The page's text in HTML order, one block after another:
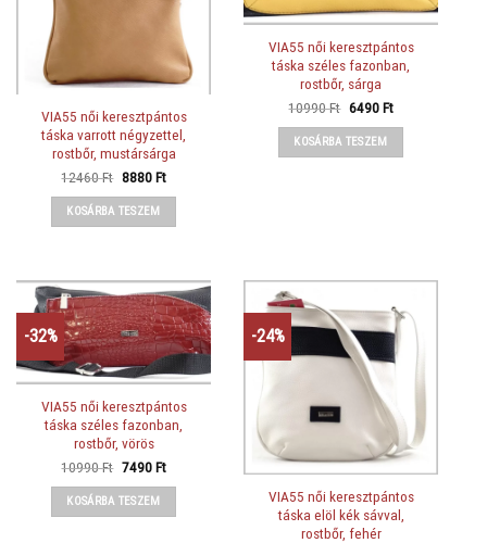
VIA55 női keresztpántos
táska varrott négyzettel,
rostbőr, mustársárga
12460Ft Original
was:
12460 Ft.
8880FtCurrent
KOSÁRBA TESZEM
VIA55 női keresztpántos
táska széles fazonban,
rostbőr, sárga
10990Ft Original
was:
10990 Ft.
6490FtCurrent
KOSÁRBA TESZEM
-32%
VIA55 női keresztpántos
táska széles fazonban,
rostbőr, vörös
10990Ft Original
was:
10990 Ft.
7490FtCurrent
KOSÁRBA TESZEM
-24%
VIA55 női keresztpántos
táska elöl kék sávval,
rostbőr, fehér